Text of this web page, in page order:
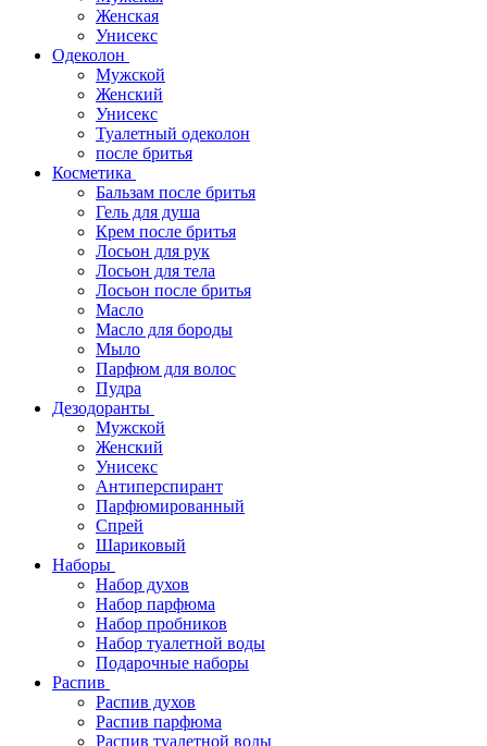
Женская
Унисекс
Одеколон
Мужской
Женский
Унисекс
Туалетный одеколон
после бритья
Косметика
Бальзам после бритья
Гель для душа
Крем после бритья
Лосьон для рук
Лосьон для тела
Лосьон после бритья
Масло
Масло для бороды
Мыло
Парфюм для волос
Пудра
Дезодоранты
Мужской
Женский
Унисекс
Антиперспирант
Парфюмированный
Спрей
Шариковый
Наборы
Набор духов
Набор парфюма
Набор пробников
Набор туалетной воды
Подарочные наборы
Распив
Распив духов
Распив парфюма
Распив туалетной воды